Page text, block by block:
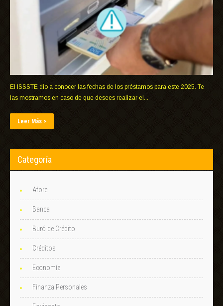
El ISSSTE dio a conocer las fechas de los préstamos para este 2025. Te
las mostramos en caso de que desees realizar el...
Leer Más >
Categoría
Afore
Banca
Buró de Crédito
Créditos
Economía
Finanza Personales